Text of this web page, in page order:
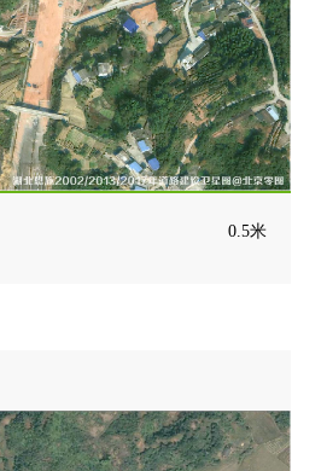
0.5米